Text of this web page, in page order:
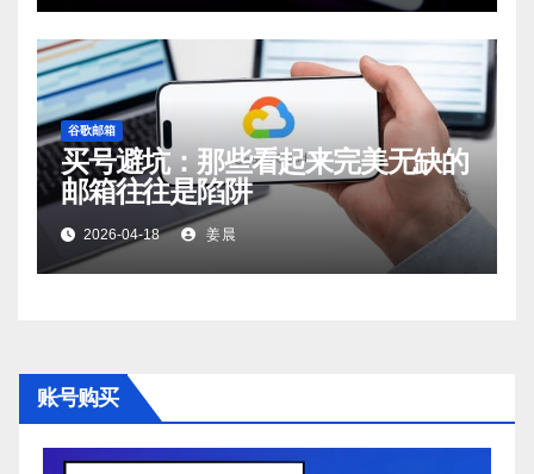
谷歌邮箱
买号避坑：那些看起来完美无缺的
邮箱往往是陷阱
2026-04-18 姜晨
账号购买